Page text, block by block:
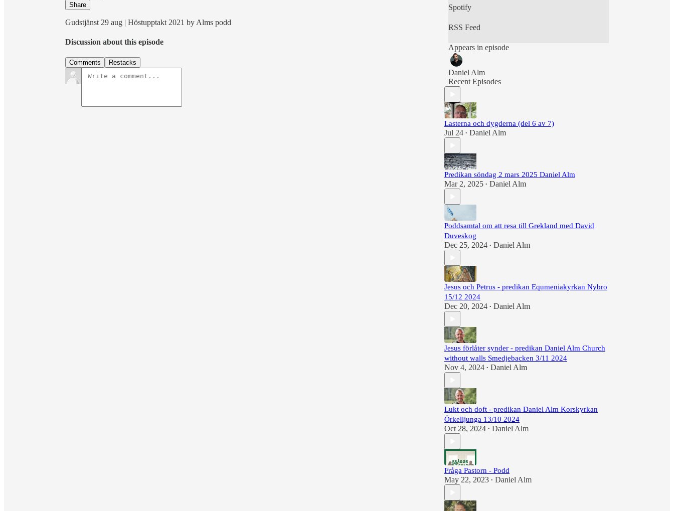
Share
Gudstjänst 29 aug | Höstupptakt 2021 by Alms podd
Discussion about this episode
Comments Restacks
Spotify
RSS Feed
Appears in episode
Daniel Alm
Recent Episodes
Lasterna och dygderna (del 6 av 7)
Jul 24 • Daniel Alm
Predikan söndag 2 mars 2025 Daniel Alm
Mar 2, 2025 • Daniel Alm
Poddsamtal om att resa till Grekland med David
Duveskog
Dec 25, 2024 • Daniel Alm
Jesus och Petrus - predikan Equmeniakyrkan Nybro
15/12 2024
Dec 20, 2024 • Daniel Alm
Jesus förlåter synder - predikan Daniel Alm Church
without walls Smedjebacken 3/11 2024
Nov 4, 2024 • Daniel Alm
Lukt och doft - predikan Daniel Alm Korskyrkan
Örkelljunga 13/10 2024
Oct 28, 2024 • Daniel Alm
Fråga Pastorn - Podd
May 22, 2023 • Daniel Alm